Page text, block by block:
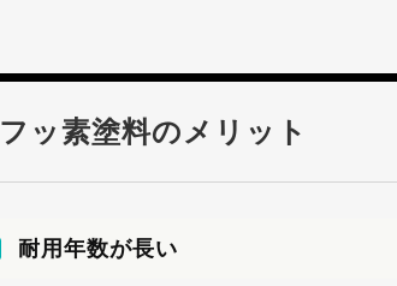
フッ素塗料のメリット
耐用年数が長い